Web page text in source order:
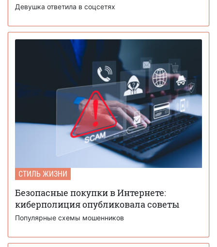
Девушка ответила в соцсетях
СТИЛЬ ЖИЗНИ
Безопасные покупки в Интернете:
киберполиция опубликовала советы
Популярные схемы мошенников